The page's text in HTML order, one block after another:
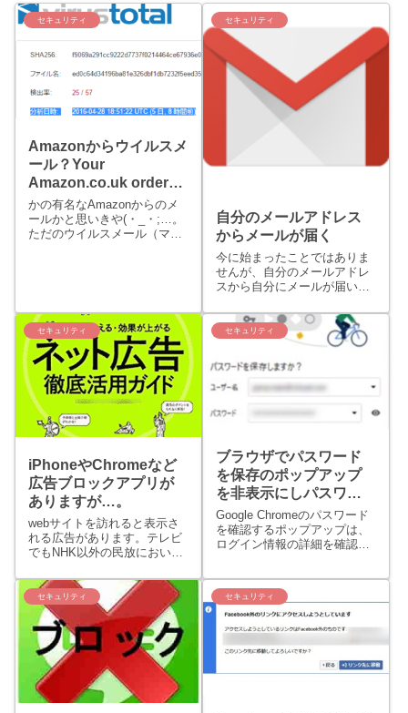
セキュリティ
Amazonからウイルスメ
ール？Your
Amazon.co.uk order
has dispatched
かの有名なAmazonからのメ
ールかと思いきや(・_・;…。
ただのウイルスメール（マル
ールのタイ...
セキュリティ
自分のメールアドレス
からメールが届く
今に始まったことではありま
せんが、自分のメールアドレ
スから自分にメールが届いた
でしょうか。 しかも、その自
分のメールアドレスからの受
信メールがウイルス付きって
焦るとい言いますかビックリ
します。 （私は、ちょっとだ
け...
セキュリティ
iPhoneやChromeなど
広告ブロックアプリが
ありますが…。
webサイトを訪れると表示さ
れる広告があります。テレビ
でもNHK以外の民放において
ル広告が番組の間に数分間ス
ポンサー企業の広告が流れま
す。たしかに、時折ウザいな
ぁ。なんて思ったり感じたり
することもあるかもしれませ
ん...
セキュリティ
ブラウザでパスワード
を保存のポップアップ
を非表示にしパスワー
ドを保存させない設定2
つの方法
Google Chromeのパスワード
を確認するポップアップは、
ログイン情報の詳細を確認す
表示されるのがわずらわしい
と感じるユーザーもいるでし
ょう。Chromeの「パスワード
を保存」のポッ...
セキュリティ セキュリティ